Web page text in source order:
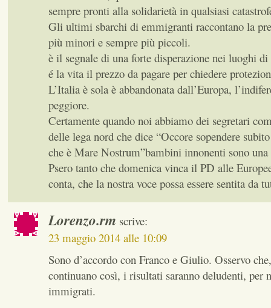
sempre pronti alla solidarietà in qualsiasi
Gli ultimi sbarchi di emmigranti raccontano la
più minori e sempre più piccoli.
è il segnale di una forte disperazione nei luoghi di
é la vita il prezzo da pagare per chiedere
L’Italia è sola è abbandonata dall’Europa,
peggiore.
Certamente quando noi abbiamo dei segretari
delle lega nord che dice “Occore sopendere
che è Mare Nostrum”bambini innonenti sono una
Psero tanto che domenica vinca il PD alle
conta, che la nostra voce possa essere sentita da
Lorenzo.rm scrive:
23 maggio 2014 alle 10:09
Sono d’accordo con Franco e Giulio. Osservo
continuano così, i risultati saranno deludenti, per
immigrati.